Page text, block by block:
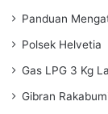
Panduan
Polsek Helvetia
Gas LPG 3 Kg
Gibran